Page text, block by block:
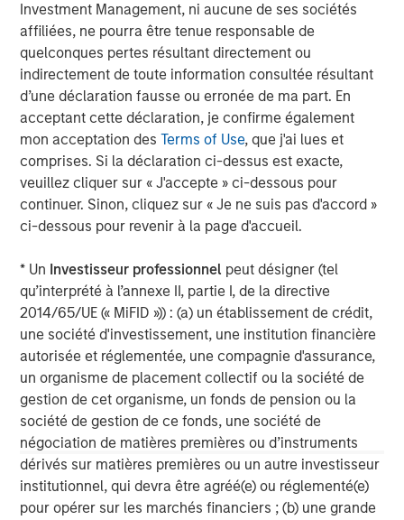
Investment Management, ni aucune de ses sociétés
affiliées, ne pourra être tenue responsable de
quelconques pertes résultant directement ou
indirectement de toute information consultée résultant
d’une déclaration fausse ou erronée de ma part. En
acceptant cette déclaration, je confirme également
mon acceptation desTerms of Use, que j'ai lues et
comprises. Si la déclaration ci-dessus est exacte,
veuillez cliquer sur « J'accepte » ci-dessous pour
continuer. Sinon, cliquez sur « Je ne suis pas d'accord »
ci-dessous pour revenir à la page d'accueil.
* Un Investisseur professionnel peut désigner (tel
qu’interprété à l’annexe II, partie I, de la directive
2014/65/UE (« MiFID »)) : (a) un établissement de crédit,
une société d'investissement, une institution financière
autorisée et réglementée, une compagnie d'assurance,
un organisme de placement collectif ou la société de
gestion de cet organisme, un fonds de pension ou la
société de gestion de ce fonds, une société de
négociation de matières premières ou d’instruments
dérivés sur matières premières ou un autre investisseur
institutionnel, qui devra être agréé(e) ou réglementé(e)
pour opérer sur les marchés financiers ; (b) une grande
www.clip.mx
About Morgan Stanley Tactical Value
Morgan Stanley Tactical Value is the flexible, non-control
private investment platform within Morgan Stanley
Investment Management (MSIM). With a broad mandate
to invest across asset classes, sectors and geographies,
Morgan Stanley Tactical Value is able to tailor bespoke
solutions to meet unique strategic and financial
objectives. The team's expertise, including deep
structuring experience, is complemented by Morgan
drive differentiated capital solutions for companies,
founders, sponsors, and stakeholders.
For more information, please visit
www.morganstanley.com/im/tacticalvalue .
Morgan Stanley Tactical Value
Morgan Stanley Tactical Value is an investment platform
targeting private, long-term and likely illiquid investments.